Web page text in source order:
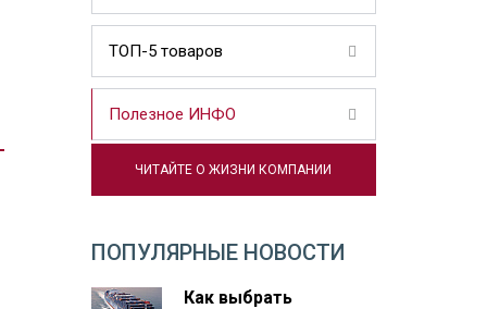
ТОП-5 товаров
Полезное ИНФО
ЧИТАЙТЕ О ЖИЗНИ КОМПАНИИ
ПОПУЛЯРНЫЕ НОВОСТИ
Как выбрать